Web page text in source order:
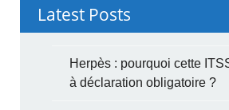
Latest Posts
Herpès : pourquoi cette
à déclaration obligatoire ?